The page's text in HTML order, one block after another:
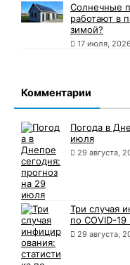
Солнечные
работают в
зимой?
17 июля, 2026
Комментарии
Погода в
июля
29 августа,
Три случая
по COVID-
29 августа,